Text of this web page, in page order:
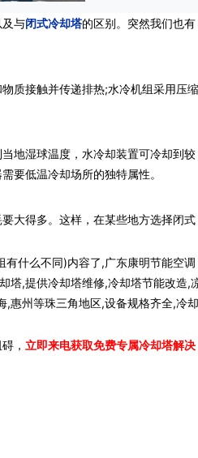
与闭式冷却塔的区别。突然我们也有
质接触并传递排热;水冷机组采用压缩
地湿球温度，水冷却装置可冷却到较
要低温冷却场所的独特属性。
大得多。这样，在某些地方选择闭式
什么不同)内容了,广东康明节能空调
塔,提供冷却塔维修,冷却塔节能改造,
,惠州等珠三角地区,设备规格齐全,冷却
， 立即来电获取免费专属冷却塔解决